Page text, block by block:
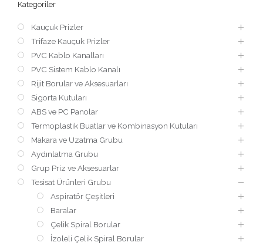
Kategoriler
Kauçuk Prizler
Trifaze Kauçuk Prizler
PVC Kablo Kanalları
PVC Sistem Kablo Kanalı
Rijit Borular ve Aksesuarları
Sigorta Kutuları
ABS ve PC Panolar
Termoplastik Buatlar ve Kombinasyon Kutuları
Makara ve Uzatma Grubu
Aydınlatma Grubu
Grup Priz ve Aksesuarlar
Tesisat Ürünleri Grubu
Aspiratör Çeşitleri
Baralar
Çelik Spiral Borular
İzoleli Çelik Spiral Borular